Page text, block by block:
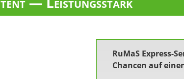
RuMaS Express-
Chancen auf